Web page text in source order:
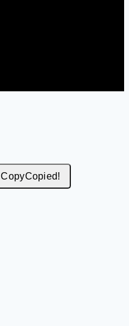
CopyCopied!